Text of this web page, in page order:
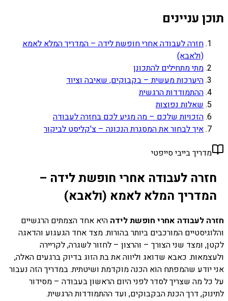
תוכן עניינים
חזרה לעבודה אחרי חופשת לידה – המדריך המלא לאמא
(ולאבא)
מתי מתחילים להתכונן
היערכות מעשית – בקבוקים, שאיבה וציוד
ההתמודדות הרגשית
שאלות נפוצות
הזכויות שלכם – מה מגיע לכם בחזרה לעבודה
איך לבחור את המסגרת הנכונה – צ'קליסט לביקור
מדריך בייבי סייפטי
חזרה לעבודה אחרי חופשת לידה –
המדריך המלא לאמא (ולאבא)
חזרה לעבודה אחרי חופשת לידה היא אחד הצמתים הרגשיים
והלוגיסטיים המורכבים ביותר בהורות. מצד אחד הגעגוע והדאגה
לקטן, ומצד שני הצורך – והרצון – לחזור לשגרה, לקריירה
ולעצמאות. כאבא שדואג וליווה את בת הזוג בדיוק ברגעים האלה,
אני יודע שהמפתח הוא הכנה מוקדמת ושיטתית. במדריך הזה נעבור
על כל מה שצריך לסדר לפני היום הראשון בעבודה – מסידור
לתינוק, דרך הכנת הבקבוקים, ועד ההתמודדות הרגשית.